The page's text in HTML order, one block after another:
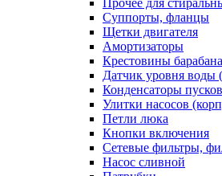
Прочее для
Суппорты, фланцы
Щетки двигателя
Амортизаторы
Крестовины барабана
Датчик уровня воды
Конденсаторы
Улитки насосов
Петли люка
Кнопки включения
Сетевые фильтры,
Насос сливной